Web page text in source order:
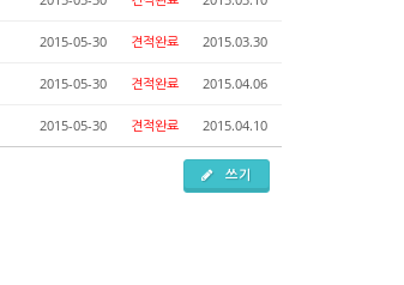
2015-05-30 견적완료 2015.03.30
2015-05-30 견적완료 2015.04.06
2015-05-30 견적완료 2015.04.10
쓰기